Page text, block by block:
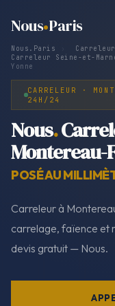
Nous Paris
Nous.Paris Carreleur
Carreleur Seine-et-
Yonne
CARRELEUR ·
24H/24
Nous.
Montereau-
POSÉ AU
Carreleur à
carrelage, faïence et
devis gratuit — Nous.